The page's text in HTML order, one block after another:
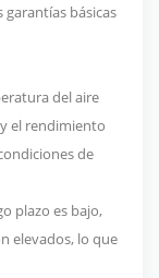
básicas
del aire
el rendimiento
de
plazo es bajo,
elevados, lo que